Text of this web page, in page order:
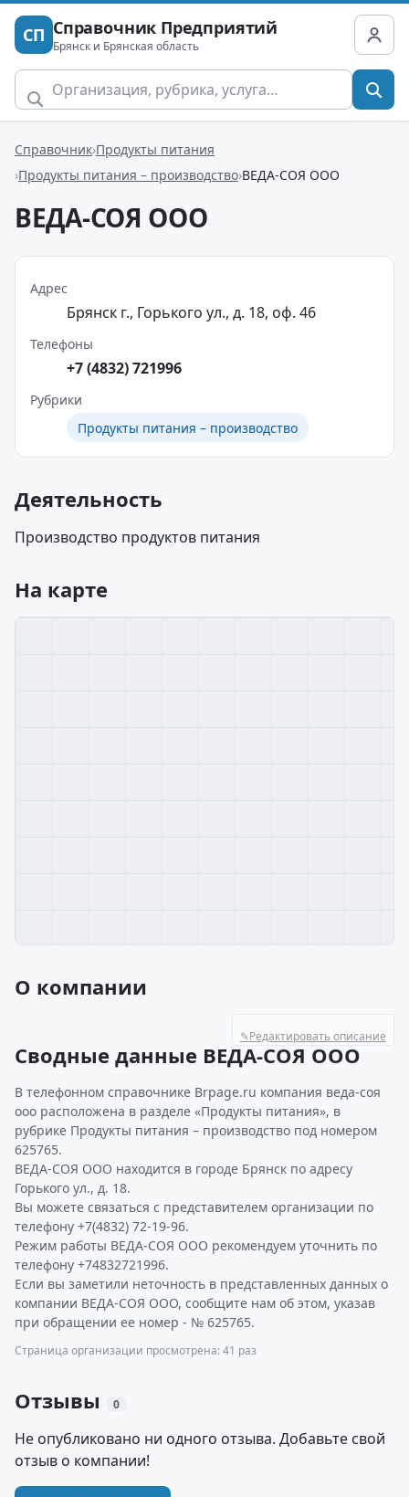
СП Справочник Предприятий
Брянск и Брянская область
Справочник Продукты питания
Продукты питания – производство ВЕДА-СОЯ ООО
ВЕДА-СОЯ ООО
Адрес
Брянск г., Горького ул., д. 18, оф. 46
Телефоны
+7 (4832) 721996
Рубрики
Продукты питания – производство
Деятельность
Производство продуктов питания
На карте
О компании
✎Редактировать описание
Сводные данные ВЕДА-СОЯ ООО
В телефонном справочнике Brpage.ru компания веда-соя
ооо расположена в разделе «Продукты питания», в
рубрике Продукты питания – производство под номером
625765.
ВЕДА-СОЯ ООО находится в городе Брянск по адресу
Горького ул., д. 18.
Вы можете связаться с представителем организации по
телефону +7(4832) 72-19-96.
Режим работы ВЕДА-СОЯ ООО рекомендуем уточнить по
телефону +74832721996.
Если вы заметили неточность в представленных данных о
компании ВЕДА-СОЯ ООО, сообщите нам об этом, указав
при обращении ее номер - № 625765.
Страница организации просмотрена: 41 раз
Отзывы 0
Не опубликовано ни одного отзыва. Добавьте свой
отзыв о компании!